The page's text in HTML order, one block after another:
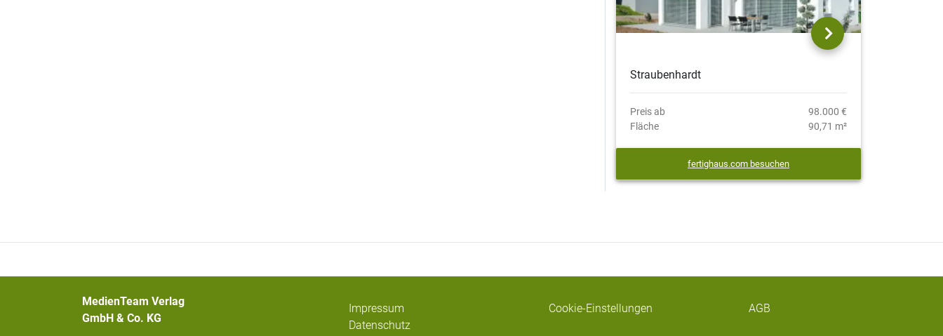
Straubenhardt
Preis ab
98.000 €
Fläche
90,71 m²
fertighaus.com besuchen
MedienTeam Verlag
GmbH & Co. KG
Impressum
Datenschutz
Cookie-Einstellungen AGB